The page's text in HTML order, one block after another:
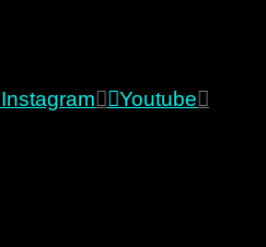
Instagram
Youtube